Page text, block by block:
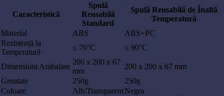
Caracteristică
Spulă
Reusabilă
Standard
Spulă Reusabilă de Înaltă
Temperatură
Material
ABS
ABS+PC
Rezistență la
Temperatură
≤ 70°C ≤ 90°C
Dimensiuni Ambalare
200 x 200 x 67
mm
200 x 200 x 67 mm
Greutate
250g
250g
Culoare
Alb/TransparentNegru